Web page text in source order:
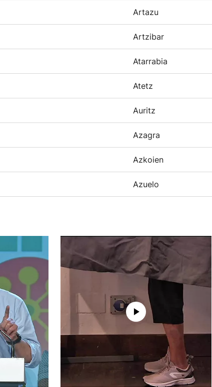
Artazu
Artzibar
Atarrabia
Atetz
Auritz
Azagra
Azkoien
Azuelo